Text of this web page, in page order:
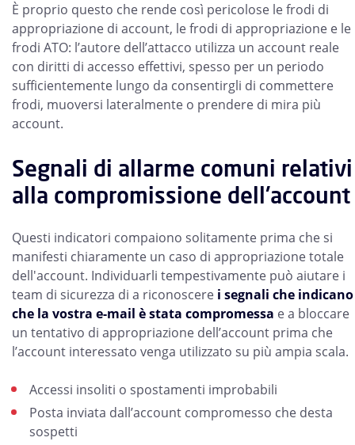
È proprio questo che rende così pericolose le frodi di
appropriazione di account, le frodi di appropriazione e le
frodi ATO: l’autore dell’attacco utilizza un account reale
con diritti di accesso effettivi, spesso per un periodo
sufficientemente lungo da consentirgli di commettere
frodi, muoversi lateralmente o prendere di mira più
account.
Segnali di allarme comuni relativi
alla compromissione dell'account
Questi indicatori compaiono solitamente prima che si
manifesti chiaramente un caso di appropriazione totale
dell'account. Individuarli tempestivamente può aiutare i
team di sicurezza di a riconoscere i segnali che indicano
che la vostra e-mail è stata compromessa e a bloccare
un tentativo di appropriazione dell’account prima che
l’account interessato venga utilizzato su più ampia scala.
Accessi insoliti o spostamenti improbabili
Posta inviata dall’account compromesso che desta
sospetti